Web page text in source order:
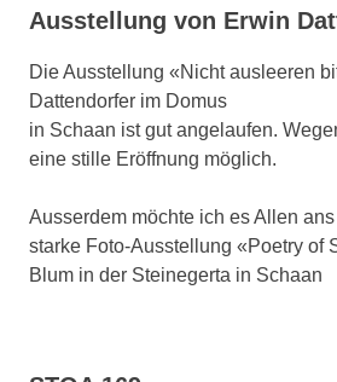
Ausstellung von Erwin
Die Ausstellung «Nicht ausleeren
Dattendorfer im Domus
in Schaan ist gut angelaufen.
eine stille Eröffnung möglich.
Ausserdem möchte ich es Allen
starke Foto-Ausstellung «Poetry of
Blum in der Steinegerta in Schaan